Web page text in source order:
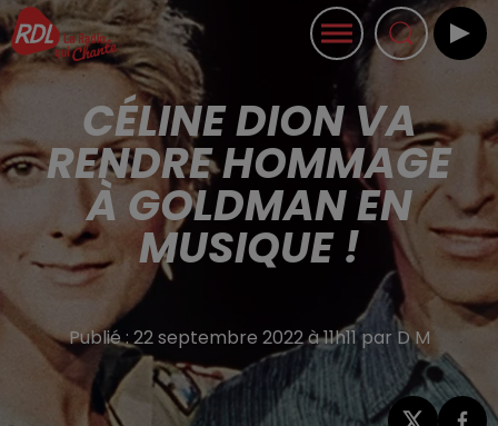
CÉLINE DION VA
RENDRE HOMMAGE
À GOLDMAN EN
MUSIQUE !
Publié : 22 septembre 2022 à 11h11 par D M